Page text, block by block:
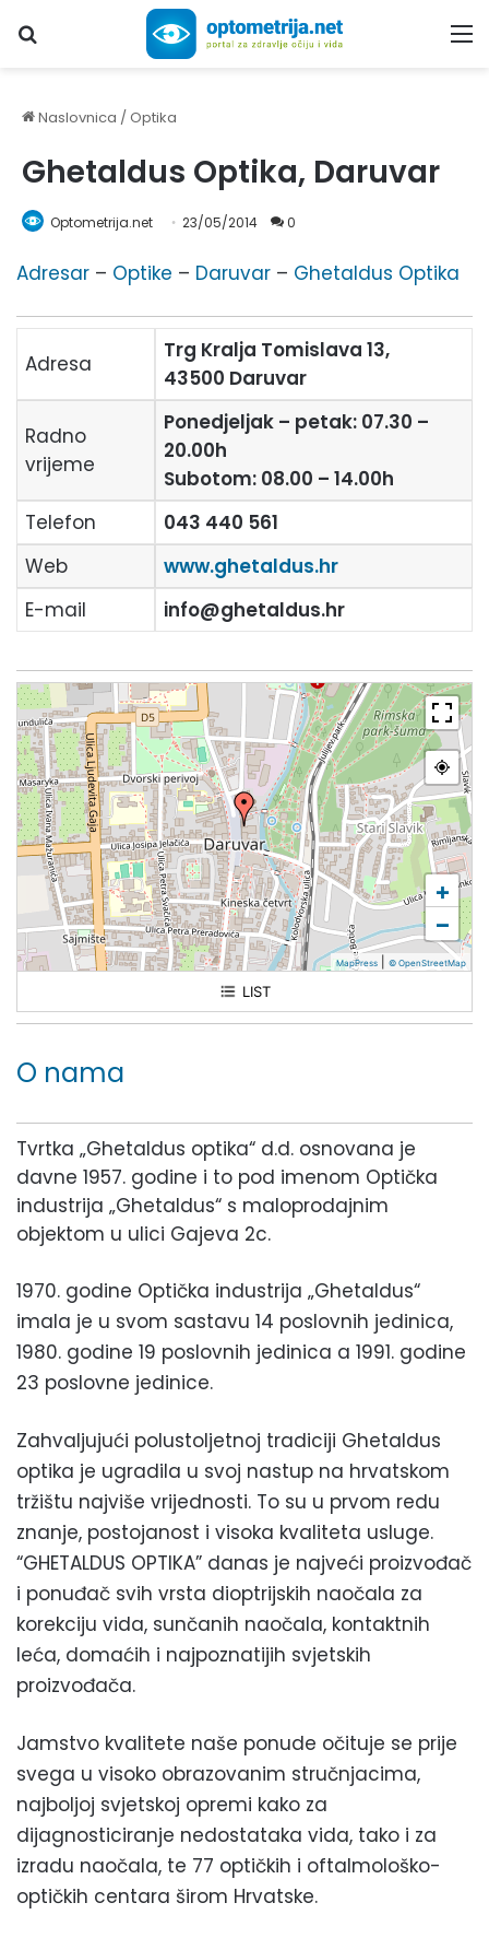
Upiši traženi pojam...
Naslovnica /Optika
Ghetaldus Optika, Daruvar
Optometrija.net 23/05/2014 0
Adresar – Optike – Daruvar – Ghetaldus Optika
Adresa
Trg Kralja Tomislava 13,
43500 Daruvar
Radno
vrijeme
Ponedjeljak – petak: 07.30 –
20.00h
Subotom: 08.00 – 14.00h
Telefon
043 440 561
Web
www.ghetaldus.hr
E-mail
info@ghetaldus.hr
Ghetaldus Optika Daruvar
+
−
MapPress © OpenStreetMap
LIST
O nama
Tvrtka „Ghetaldus optika“ d.d. osnovana je
davne 1957. godine i to pod imenom Optička
industrija „Ghetaldus“ s maloprodajnim
objektom u ulici Gajeva 2c.
1970. godine Optička industrija „Ghetaldus“
imala je u svom sastavu 14 poslovnih jedinica,
1980. godine 19 poslovnih jedinica a 1991. godine
23 poslovne jedinice.
Zahvaljujući polustoljetnoj tradiciji Ghetaldus
optika je ugradila u svoj nastup na hrvatskom
tržištu najviše vrijednosti. To su u prvom redu
znanje, postojanost i visoka kvaliteta usluge.
“GHETALDUS OPTIKA” danas je najveći proizvođač
i ponuđač svih vrsta dioptrijskih naočala za
korekciju vida, sunčanih naočala, kontaktnih
leća, domaćih i najpoznatijih svjetskih
proizvođača.
Jamstvo kvalitete naše ponude očituje se prije
svega u visoko obrazovanim stručnjacima,
najboljoj svjetskoj opremi kako za
dijagnosticiranje nedostataka vida, tako i za
izradu naočala, te 77 optičkih i oftalmološko-
optičkih centara širom Hrvatske.